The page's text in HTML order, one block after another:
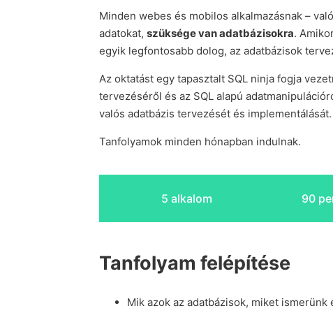
Minden webes és mobilos alkalmazásnak –
adatokat, szüksége van adatbázisokra.
egyik legfontosabb dolog, az adatbázisok
Az oktatást egy tapasztalt SQL ninja fogja
tervezéséről és az SQL alapú
valós adatbázis tervezését és implementálását.
Tanfolyamok minden hónapban indulnak.
5 alkalom 90
Tanfolyam felépítése
Mik azok az adatbázisok, miket ismerünk